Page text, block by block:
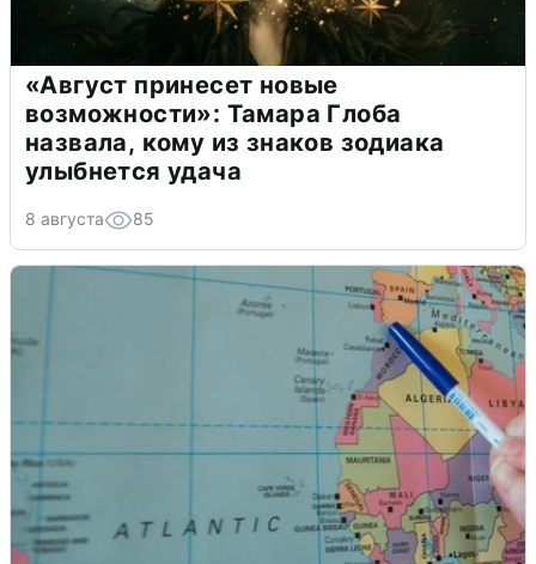
«Август принесет новые
возможности»: Тамара Глоба
назвала, кому из знаков зодиака
улыбнется удача
8 августа 85